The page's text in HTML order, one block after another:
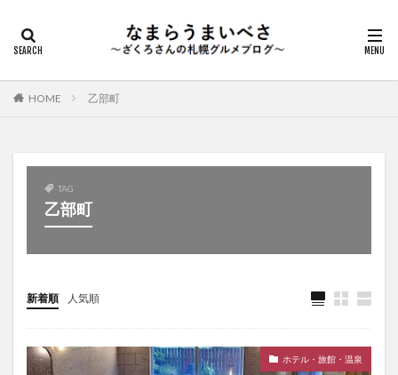
HOME 乙部町
TAG
乙部町
新着順 人気順
ホテル・旅館・温泉